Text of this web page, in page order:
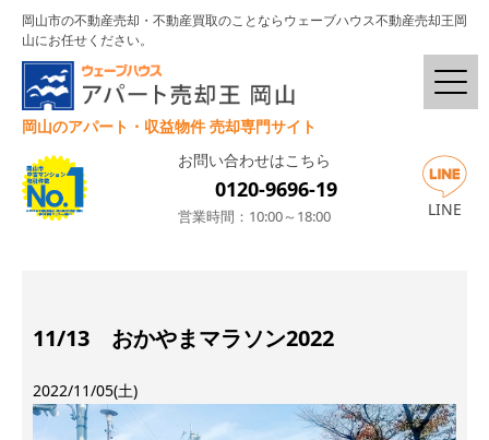
岡山市の不動産売却・不動産買取のことならウェーブハウス不動産売却王岡
山にお任せください。
岡山のアパート・収益物件 売却専門サイト
お問い合わせはこちら
0120-9696-19
営業時間：10:00～18:00 LINE
11/13 おかやまマラソン2022
2022/11/05(土)